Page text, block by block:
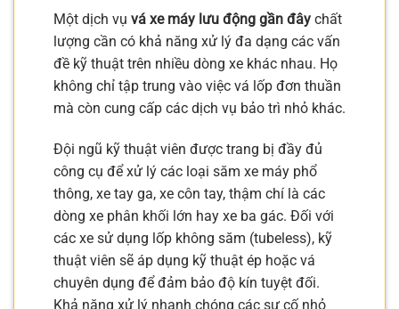
Một dịch vụ vá xe máy lưu động gần đây chất
lượng cần có khả năng xử lý đa dạng các vấn
đề kỹ thuật trên nhiều dòng xe khác nhau. Họ
không chỉ tập trung vào việc vá lốp đơn thuần
mà còn cung cấp các dịch vụ bảo trì nhỏ khác.
Đội ngũ kỹ thuật viên được trang bị đầy đủ
công cụ để xử lý các loại săm xe máy phổ
thông, xe tay ga, xe côn tay, thậm chí là các
dòng xe phân khối lớn hay xe ba gác. Đối với
các xe sử dụng lốp không săm (tubeless), kỹ
thuật viên sẽ áp dụng kỹ thuật ép hoặc vá
chuyên dụng để đảm bảo độ kín tuyệt đối.
Khả năng xử lý nhanh chóng các sự cố nhỏ